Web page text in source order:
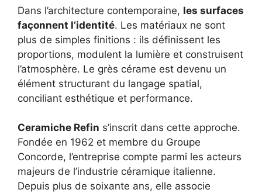
Dans l’architecture contemporaine, les surfaces
façonnent l’identité. Les matériaux ne sont
plus de simples finitions : ils définissent les
proportions, modulent la lumière et construisent
l’atmosphère. Le grès cérame est devenu un
élément structurant du langage spatial,
conciliant esthétique et performance.
Ceramiche Refin s’inscrit dans cette approche.
Fondée en 1962 et membre du Groupe
Concorde, l’entreprise compte parmi les acteurs
majeurs de l’industrie céramique italienne.
Depuis plus de soixante ans, elle associe